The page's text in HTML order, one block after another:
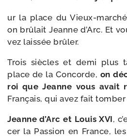
ur la place du Vieux-​
on brû­lait Jeanne d’Arc. Et
vez lais­sée brûler.
Trois siècles et demi plus
place de la Concorde, on
roi que Jeanne vous avait
Français, qui avez fait
Jeanne d’Arc et Louis XVI,
cer la Passion en France,